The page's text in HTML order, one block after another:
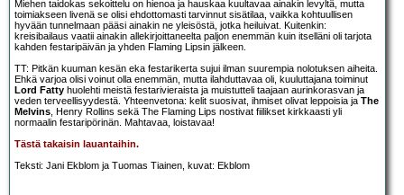
Miehen taidokas sekoittelu on hienoa ja hauskaa kuultavaa ainakin levyltä, mutta
toimiakseen livenä se olisi ehdottomasti tarvinnut sisätilaa, vaikka kohtuullisen
hyvään tunnelmaan pääsi ainakin ne yleisöstä, jotka heiluivat. Kuitenkin:
kreisibailaus vaatii ainakin allekirjoittaneelta paljon enemmän kuin itselläni oli tarjota
kahden festaripäivän ja yhden Flaming Lipsin jälkeen.
TT: Pitkän kuuman kesän eka festarikerta sujui ilman suurempia nolotuksen aiheita.
Ehkä varjoa olisi voinut olla enemmän, mutta ilahduttavaa oli, kuuluttajana toiminut
Lord Fatty huolehti meistä festarivieraista ja muistutteli taajaan aurinkorasvan ja
veden terveellisyydestä. Yhteenvetona: kelit suosivat, ihmiset olivat leppoisia ja The
Melvins, Henry Rollins sekä The Flaming Lips nostivat fiilikset kirkkaasti yli
normaalin festaripörinän. Mahtavaa, loistavaa!
Tästä takaisin lauantaihin.
Teksti: Jani Ekblom ja Tuomas Tiainen, kuvat: Ekblom